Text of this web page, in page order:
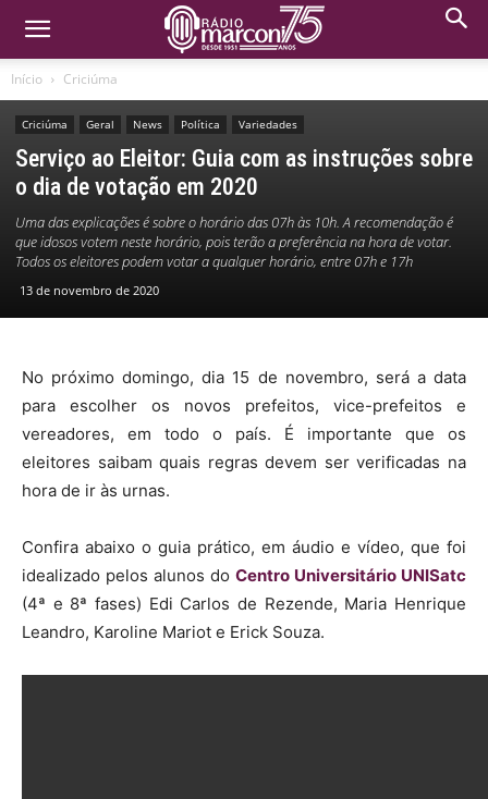
Início Criciúma
Criciúma Geral News Política Variedades
Serviço ao Eleitor: Guia com as instruções sobre
o dia de votação em 2020
Uma das explicações é sobre o horário das 07h às 10h. A recomendação é
que idosos votem neste horário, pois terão a preferência na hora de votar.
Todos os eleitores podem votar a qualquer horário, entre 07h e 17h
13 de novembro de 2020
No próximo domingo, dia 15 de novembro, será a data
para escolher os novos prefeitos, vice-prefeitos e
vereadores, em todo o país. É importante que os
eleitores saibam quais regras devem ser verificadas na
hora de ir às urnas.
Confira abaixo o guia prático, em áudio e vídeo, que foi
idealizado pelos alunos do Centro Universitário UNISatc
(4ª e 8ª fases) Edi Carlos de Rezende, Maria Henrique
Leandro, Karoline Mariot e Erick Souza.